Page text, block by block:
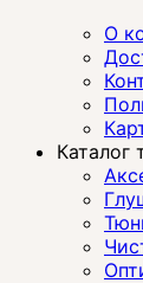
О
Каталог